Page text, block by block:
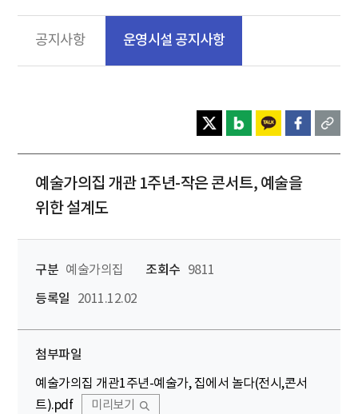
공지사항 운영시설 공지사항
예술가의집 개관 1주년-작은 콘서트, 예술을
위한 설계도
구분 예술가의집 조회수
9811
등록일
2011.12.02
첨부파일
예술가의집 개관1주년-예술가, 집에서 놀다(전시,콘서
트).pdf
미리보기